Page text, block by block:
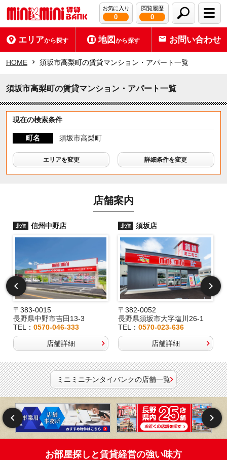
お気に入り
0
閲覧履歴
0
エリアから探す 地図から探す お問い合わせ
HOME 須坂市高梨町の賃貸マンション・アパート一覧
須坂市高梨町の賃貸マンション・アパート一覧
現在の検索条件
町名 須坂市高梨町
エリアを変更 詳細条件を変更
店舗案内
北信 信州中野店
〒383-0015
長野県中野市吉田13-3
TEL： 0570-046-333
店舗詳細
北信 須坂店
〒382-0052
長野県須坂市大字塩川26-1
TEL：0570-023-636
店舗詳細
ミニミニチンタイバンクの店舗一覧
お部屋探しと賃貸経営の強い味方